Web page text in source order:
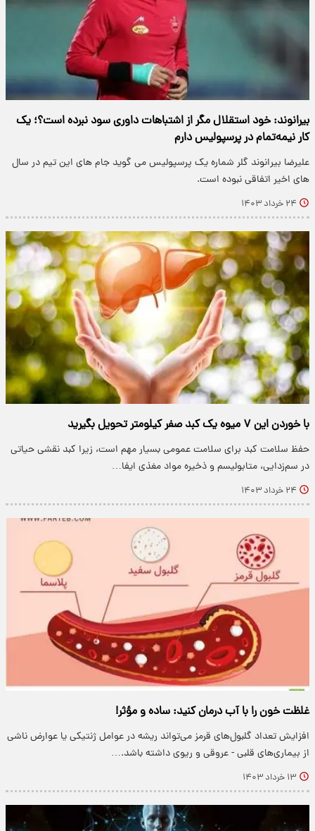
بیرانوند: خود استقلال مگر از اشتباهات داوری سود نبرده است؟؛ یک
کار نیمه‌تمام در پرسپولیس دارم
علیرضا بیرانوند گلر شماره یک پرسپولیس می گوید جام های این تیم در سال
های اخیر اتفاقی نبوده است.
۲۴ خرداد ۱۴۰۳
با خوردن این ۷ میوه یک کبد صفر کیلومتر تحویل بگیرید
حفظ سلامت کبد برای سلامت عمومی بسیار مهم است، زیرا کبد نقشی حیاتی
در سم‌زدایی، متابولیسم و ذخیره مواد مغذی ایفا…
۲۴ خرداد ۱۴۰۳
غلظت خون را با آب درمان کنید: ساده و مؤثر!
افزایش تعداد گلبول‌های قرمز می‌تواند ریشه در عوامل ژنتیکی یا عوارض ناشی
از بیماری‌های قلبی - عروقی و ریوی داشته باشد.…
۱۳ خرداد ۱۴۰۳